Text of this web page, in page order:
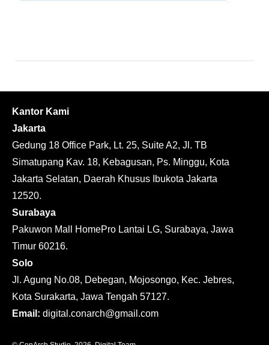
Kantor Kami
Jakarta
Gedung 18 Office Park, Lt. 25, Suite A2, Jl. TB
Simatupang Kav. 18, Kebagusan, Ps. Minggu, Kota
Jakarta Selatan, Daerah Khusus Ibukota Jakarta
12520.
Surabaya
Pakuwon Mall HomePro Lantai LG, Surabaya, Jawa
Timur 60216.
Solo
Jl. Agung No.08, Debegan, Mojosongo, Kec. Jebres,
Kota Surakarta, Jawa Tengah 57127.
Email: digital.conarch@gmail.com